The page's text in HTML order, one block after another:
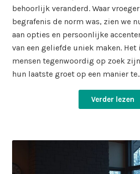
behoorlijk veranderd. Waar
begrafenis de norm was, zien we
aan opties en persoonlijke
van een geliefde uniek maken.
mensen tegenwoordig op zoek
hun laatste groet op een manier
Verder lezen